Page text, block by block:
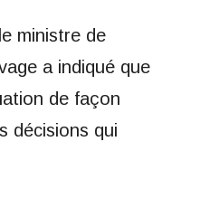
ministre de
a indiqué que
de façon
décisions qui